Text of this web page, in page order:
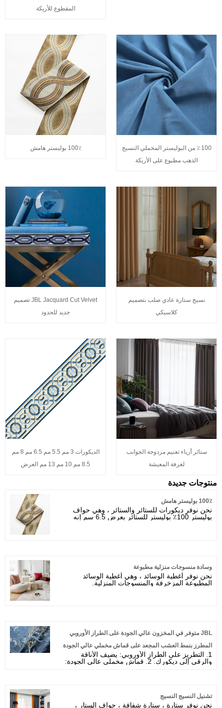
المقطوع للأريكة
100 ٪ من البوليستر المخملي النسيج
الذهب مطبوع على الأريكة
100٪ بوليستر هامش
نسيج ستارة عادي صلب بتصميم
كلاسيكي
JBL Jacquard Cut Velvet تصميم
جديد للحدود
ستائر أزياء تعتيم مزدوجة الجوانب
لغرفة المعيشة
الديكورات 3 مم 5.5 مم 6.5 مم 8 مم
8.5 مم 10 مم 13 مم العرض
منتوجات جديدة
100٪ بوليستر هامش
نحن نوفر ديكورات للستائر والستائر ، وهي حواف
بوليستر 100٪ بوليستر للستائر بعرض 6.5 سم إنه
وسادة منسوجات منزلية مطبوعة
نحن نوفر أغطية الوسائد ، وهي أغطية الوسائد
المطبوعة المزخرفة والمنسوجات المنزلية.
JBL متوفر في المخزون عالي الجودة على الطراز الأوروبي
المطرز بنمط العشب المجعد على قماش مخملي عالي الجودة
للستائر
1. التطريز على الطراز الأوروبي: يضيف الأناقة
والرقي إلى ديكورك. 2. قماش مخملي عالي الجودة:
للشراء الفوري.
تشنيل النسيج النسيج
نحن نوفر ستارة ، ستارة شفافة ، حواف الستار ،